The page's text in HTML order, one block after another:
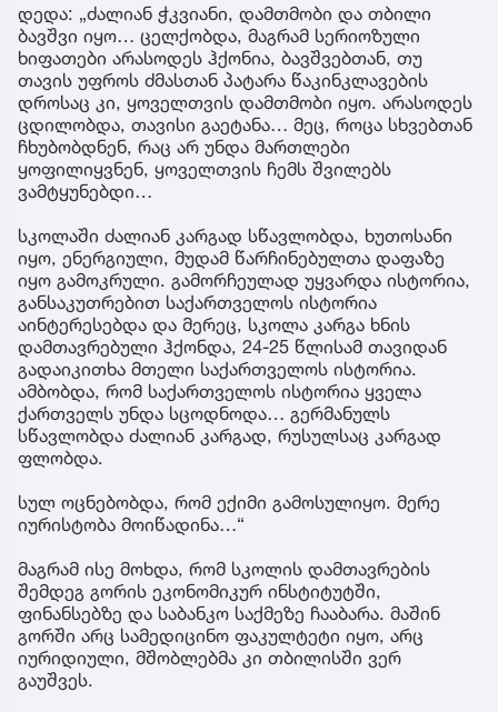
დედა: „ძალიან ჭკვიანი, დამთმობი და თბილი
ბავშვი იყო… ცელქობდა, მაგრამ სერიოზული
ხიფათები არასოდეს ჰქონია, ბავშვებთან, თუ
თავის უფროს ძმასთან პატარა წაკინკლავების
დროსაც კი, ყოველთვის დამთმობი იყო. არასოდეს
ცდილობდა, თავისი გაეტანა… მეც, როცა სხვებთან
ჩხუბობდნენ, რაც არ უნდა მართლები
ყოფილიყვნენ, ყოველთვის ჩემს შვილებს
ვამტყუნებდი…
სკოლაში ძალიან კარგად სწავლობდა, ხუთოსანი
იყო, ენერგიული, მუდამ წარჩინებულთა დაფაზე
იყო გამოკრული. გამორჩეულად უყვარდა ისტორია,
განსაკუთრებით საქართველოს ისტორია
აინტერესებდა და მერეც, სკოლა კარგა ხნის
დამთავრებული ჰქონდა, 24-25 წლისამ თავიდან
გადაიკითხა მთელი საქართველოს ისტორია.
ამბობდა, რომ საქართველოს ისტორია ყველა
ქართველს უნდა სცოდნოდა… გერმანულს
სწავლობდა ძალიან კარგად, რუსულსაც კარგად
ფლობდა.
სულ ოცნებობდა, რომ ექიმი გამოსულიყო. მერე
იურისტობა მოიწადინა…“
მაგრამ ისე მოხდა, რომ სკოლის დამთავრების
შემდეგ გორის ეკონომიკურ ინსტიტუტში,
ფინანსებზე და საბანკო საქმეზე ჩააბარა. მაშინ
გორში არც სამედიცინო ფაკულტეტი იყო, არც
იურიდიული, მშობლებმა კი თბილისში ვერ
გაუშვეს.